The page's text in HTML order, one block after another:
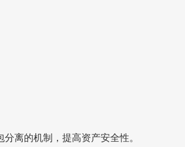
离的机制，提高资产安全性。